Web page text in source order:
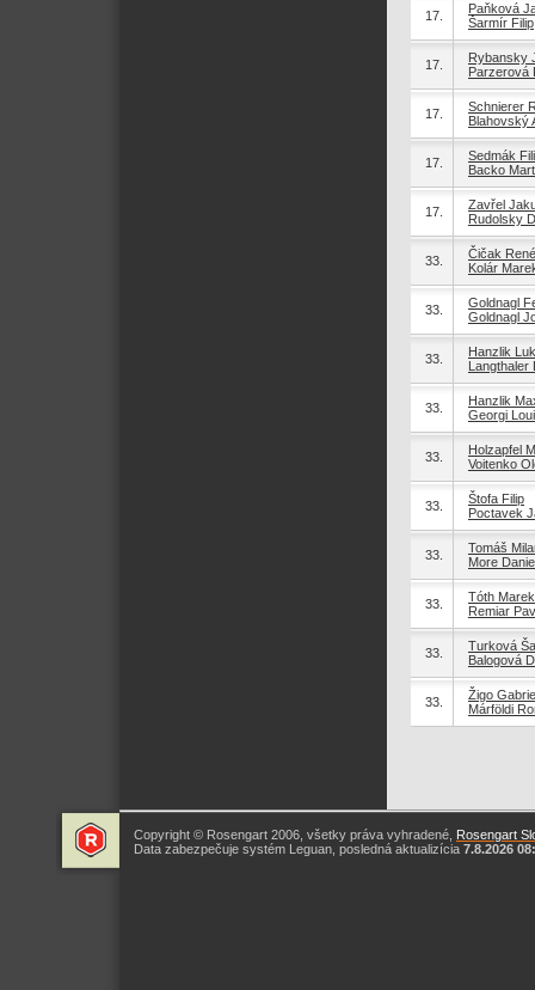
17.
Paňková
Šarmír Filip
17.
Rybansky
Parzerová
17.
Schnierer
Blahovský
17.
Sedmák
Backo
17.
Zavřel
Rudolsky
33.
Čičak René
Kolár
33.
Goldnagl
Goldnagl
33.
Hanzlik
Langthaler
33.
Hanzlik
Georgi
33.
Holzapfel
Voitenko
33.
Štofa Filip
Poctavek
33.
Tomáš
More
33.
Tóth Marek
Remiar
33.
Turková
Balogová
33.
Žigo
Márföldi
Copyright © Rosengart 2006, všetky práva vyhradené, Rosengart
Data zabezpečuje systém Leguan, posledná aktualizícia 7.8.2026